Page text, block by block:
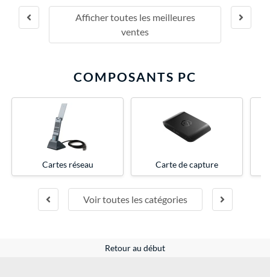
Afficher toutes les meilleures
ventes
COMPOSANTS PC
Voir toutes les catégories
Cartes réseau Carte de capture
Retour au début